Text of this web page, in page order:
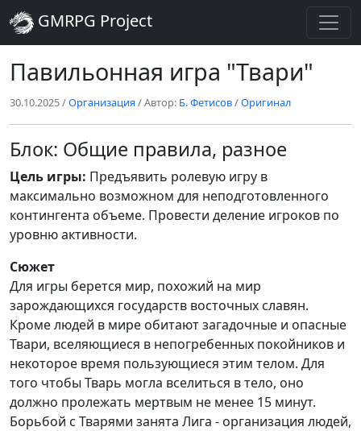
GMRPG Project
Павильонная игра "Твари"
30.10.2025/Организация / Автор: Б. Фетисов/Оригинал
Блок: Общие правила, разное
Цель игры: Предъявить ролевую игру в
максимально возможном для неподготовленного
контингента объеме. Провести деление игроков по
уровню активности.
Сюжет
Для игры берется мир, похожий на мир
зарождающихся государств восточных славян.
Кроме людей в мире обитают загадочные и опасные
Твари, вселяющиеся в непогребенных покойников и
некоторое время пользующиеся этим телом. Для
того чтобы Тварь могла вселиться в тело, оно
должно пролежать мертвым не менее 15 минут.
Борьбой с Тварями занята Лига - организация людей,